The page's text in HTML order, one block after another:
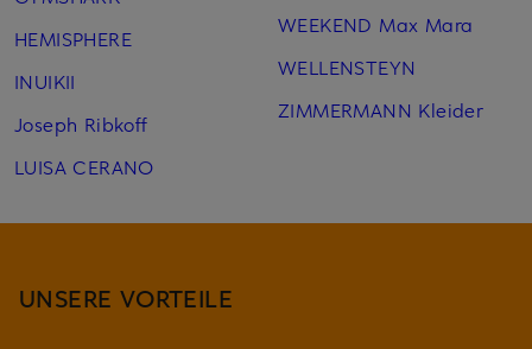
HEMISPHERE
INUIKII
Joseph Ribkoff
LUISA CERANO
WEEKEND Max Mara
WELLENSTEYN
ZIMMERMANN Kleider
UNSERE VORTEILE